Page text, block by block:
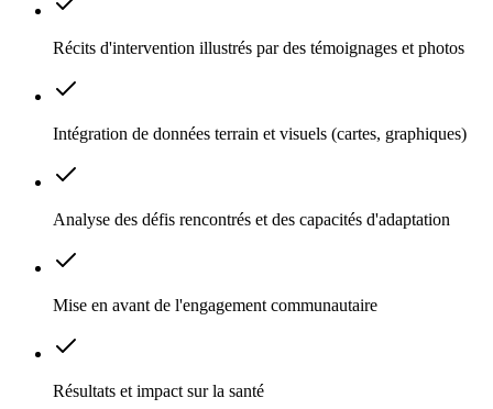
Récits d'intervention illustrés par des témoignages et photos
Intégration de données terrain et visuels (cartes, graphiques)
Analyse des défis rencontrés et des capacités d'adaptation
Mise en avant de l'engagement communautaire
Résultats et impact sur la santé